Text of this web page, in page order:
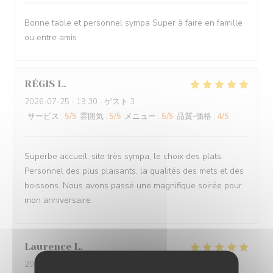
Bonne table et personnel sympa Super à faire en famille
ou entre amis
RÉGIS L
2026-07-25 - 19:30 - ゲスト 3
サービス : 5/5 雰囲気 : 5/5 メニュー : 5/5 品質-価格 : 4/5
Superbe accueil, site très sympa, le choix des plats.
Personnel des plus plaisants, la qualités des mets et des
boissons. Nous avons passé une magnifique soirée pour
mon anniversaire.
Laurence L
2026-07-27